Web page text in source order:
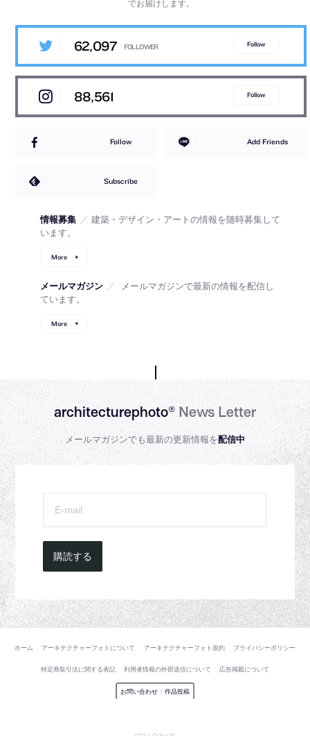
でお届けします。
62,097 Follow
88,561 Follow
Follow Add Friends
Subscribe
情報募集 ／ 建築・デザイン・アートの情報を随時募集して
います。
More
メールマガジン ／
メールマガジンで最新の情報を配信し
ています。
More
architecturephoto®News Letter
メールマガジンでも最新の更新情報を配信中
購読する
ホーム アーキテクチャーフォトについて アーキテクチャーフォト規約 プライバシーポリシー
特定商取引法に関する表記 利用者情報の外部送信について 広告掲載について
お問い合わせ / 作品投稿